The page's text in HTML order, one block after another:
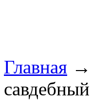
Главная →